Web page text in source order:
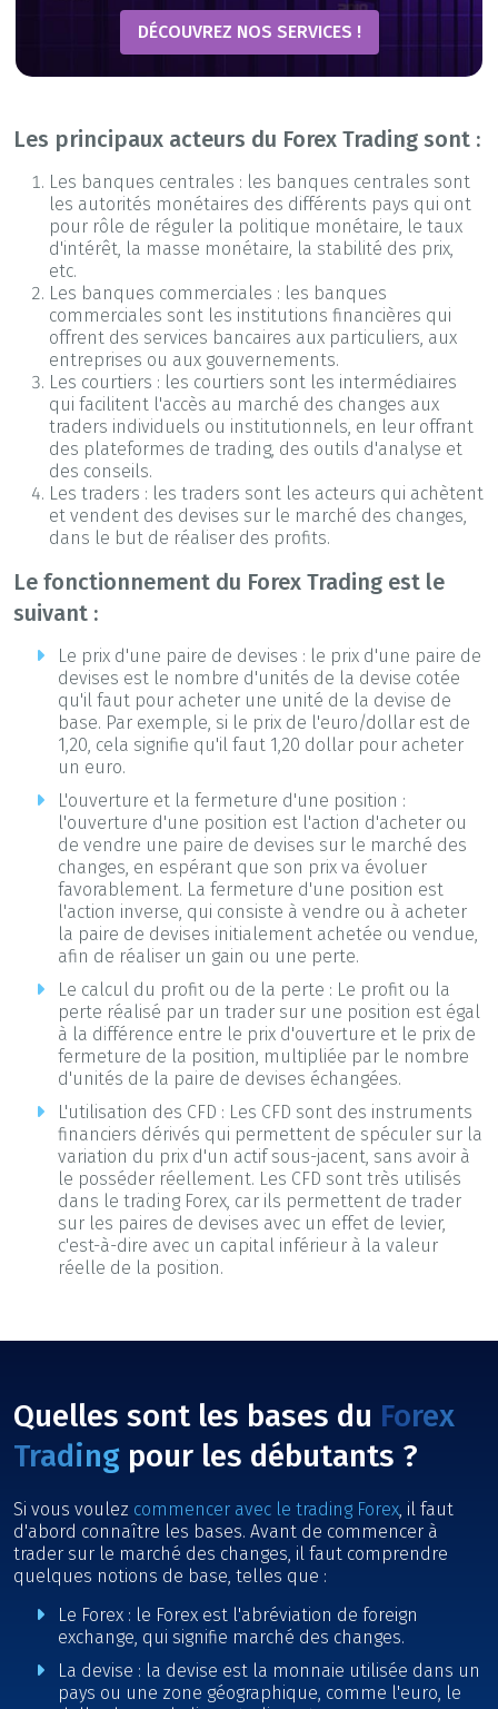
DÉCOUVREZ NOS SERVICES !
Les principaux acteurs du Forex Trading sont :
Les banques centrales : les banques centrales sont
les autorités monétaires des différents pays qui ont
pour rôle de réguler la politique monétaire, le taux
d'intérêt, la masse monétaire, la stabilité des prix,
etc.
Les banques commerciales : les banques
commerciales sont les institutions financières qui
offrent des services bancaires aux particuliers, aux
entreprises ou aux gouvernements.
Les courtiers : les courtiers sont les intermédiaires
qui facilitent l'accès au marché des changes aux
traders individuels ou institutionnels, en leur offrant
des plateformes de trading, des outils d'analyse et
des conseils.
Les traders : les traders sont les acteurs qui achètent
et vendent des devises sur le marché des changes,
dans le but de réaliser des profits.
Le fonctionnement du Forex Trading est le
suivant :
Le prix d'une paire de devises : le prix d'une paire de
devises est le nombre d'unités de la devise cotée
qu'il faut pour acheter une unité de la devise de
base. Par exemple, si le prix de l'euro/dollar est de
1,20, cela signifie qu'il faut 1,20 dollar pour acheter
un euro.
L'ouverture et la fermeture d'une position :
l'ouverture d'une position est l'action d'acheter ou
de vendre une paire de devises sur le marché des
changes, en espérant que son prix va évoluer
favorablement. La fermeture d'une position est
l'action inverse, qui consiste à vendre ou à acheter
la paire de devises initialement achetée ou vendue,
afin de réaliser un gain ou une perte.
Le calcul du profit ou de la perte : Le profit ou la
perte réalisé par un trader sur une position est égal
à la différence entre le prix d'ouverture et le prix de
fermeture de la position, multipliée par le nombre
d'unités de la paire de devises échangées.
L'utilisation des CFD : Les CFD sont des instruments
financiers dérivés qui permettent de spéculer sur la
variation du prix d'un actif sous-jacent, sans avoir à
le posséder réellement. Les CFD sont très utilisés
dans le trading Forex, car ils permettent de trader
sur les paires de devises avec un effet de levier,
c'est-à-dire avec un capital inférieur à la valeur
réelle de la position.
Quelles sont les bases du Forex
Trading pour les débutants ?
Si vous voulez commencer avec le trading Forex, il faut
d'abord connaître les bases. Avant de commencer à
trader sur le marché des changes, il faut comprendre
quelques notions de base, telles que :
Le Forex : le Forex est l'abréviation de foreign
exchange, qui signifie marché des changes.
La devise : la devise est la monnaie utilisée dans un
pays ou une zone géographique, comme l'euro, le